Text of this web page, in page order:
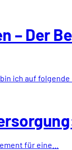
– Der
ich auf
für eine…